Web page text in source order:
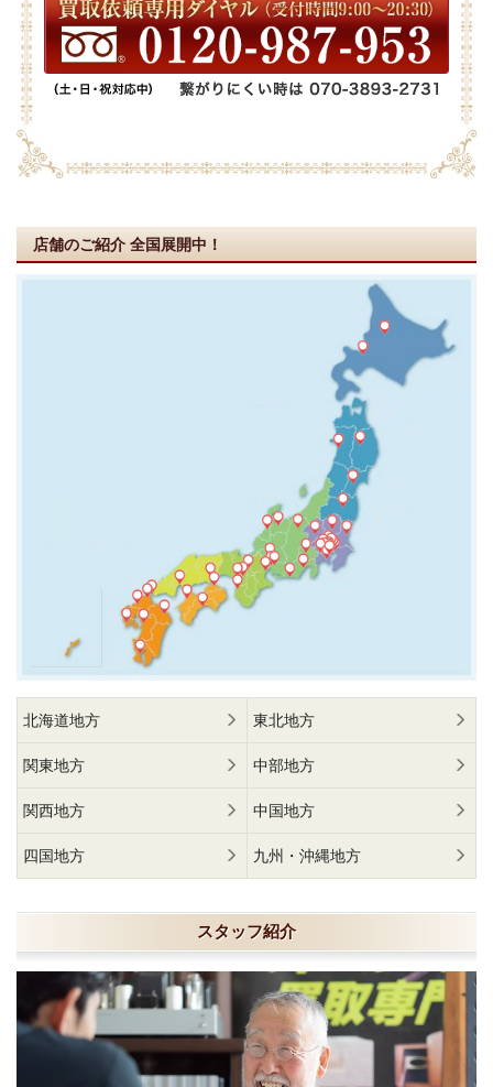
店舗のご紹介 全国展開中！
北海道地方 東北地方
関東地方 中部地方
関西地方 中国地方
四国地方 九州・沖縄地方
スタッフ紹介